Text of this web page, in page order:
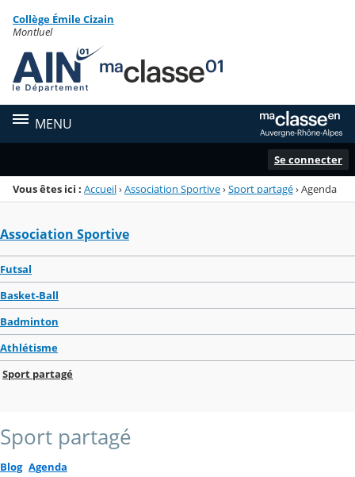
Menu de la rubrique
Contenu
Collège Émile Cizain
Montluel
MENU
Se connecter
Vous êtes ici : Accueil›Association Sportive›Sport partagé›Agenda
Association Sportive
Futsal
Basket-Ball
Badminton
Athlétisme
Sport partagé
Sport partagé
Blog Agenda